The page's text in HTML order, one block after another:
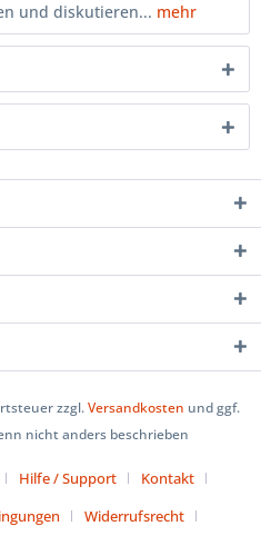
und diskutieren... mehr
zzgl.Versandkosten und ggf.
nicht anders beschrieben
Hilfe / Support
Kontakt
Widerrufsrecht